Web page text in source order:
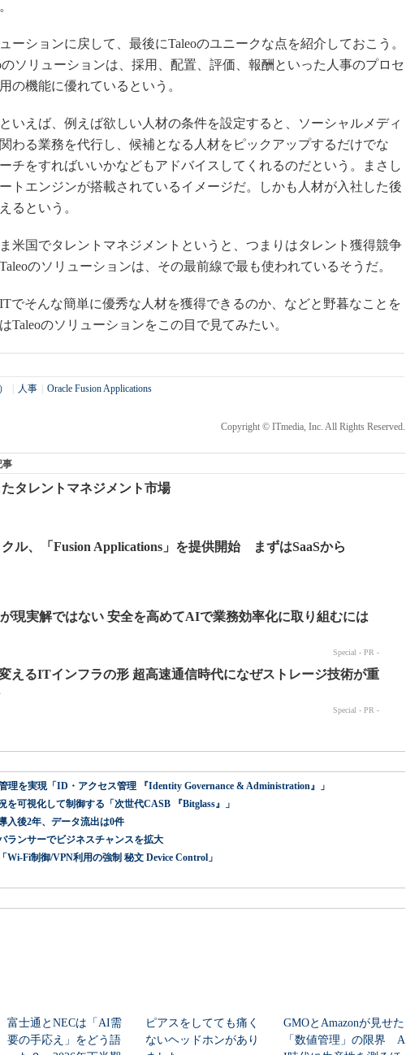
ションに戻して、最後にTaleoのユニークな点を紹介しておこう。
ソリューションは、採用、配置、評価、報酬といった人事のプロセ
の機能に優れているという。
いえば、例えば欲しい人材の条件を設定すると、ソーシャルメディ
わる業務を代行し、候補となる人材をピックアップするだけでな
チをすればいいかなどもアドバイスしてくれるのだという。まさし
トエンジンが搭載されているイメージだ。しかも人材が入社した後
るという。
米国でタレントマネジメントというと、つまりはタレント獲得競争
のソリューションは、その最前線で最も使われているそうだ。
でそんな簡単に優秀な人材を獲得できるのか、などと野暮なことを
Taleoのソリューションをこの目で見てみたい。
人事 Oracle Fusion Applications
Copyright © ITmedia, Inc. All Rights Reserved.
事
タレントマネジメント市場
クル、「Fusion Applications」を提供開始 まずはSaaSから
理を実現「ID・アクセス管理 『Identity Governance & Administration』」
を可視化して制御する「次世代CASB 『Bitglass』」
入後2年、データ流出は0件
ランサーでビジネスチャンスを拡大
Wi-Fi制御/VPN利用の強制 秘文 Device Control」
富士通とNECは「AI需
要の手応え」をどう語
ピアスをしてても痛く
ないヘッドホンがあり
GMOとAmazonが見せた
「数値管理」の限界 A